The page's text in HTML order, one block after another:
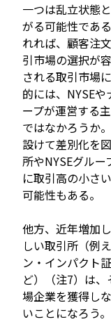
一つは乱立状態
がる可能性であ
れれば、顧客注
引市場の選択が
される取引市場
的には、NYSE
ープが運営する
ではなかろうか
設けて差別化を
所やNYSEグル
に取引高の小さ
可能性もある。
他方、近年増加
しい取引所（例
ン・インパクト
ど）（注7）は
場企業を獲得し
いことになろう。